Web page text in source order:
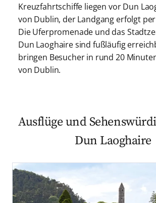
Kreuzfahrtschiffe liegen vor Dun
von Dublin, der Landgang erfolgt
Die Uferpromenade und das
Dun Laoghaire sind fußläufig
bringen Besucher in rund 20
von Dublin.
Ausflüge und
Dun Laoghaire